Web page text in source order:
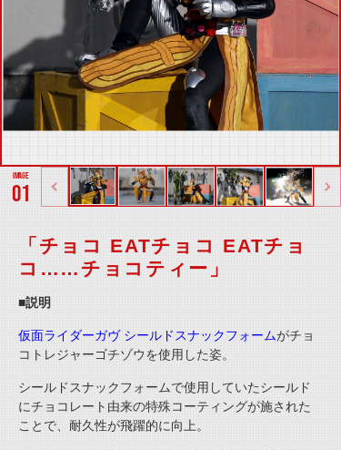
01
「チョコ EATチョコ EATチョ
コ……チョコティー」
■説明
仮面ライダーガヴ シールドスナックフォームがチョ
コトレジャーゴチゾウを使用した姿。
シールドスナックフォームで使用していたシールド
にチョコレート由来の特殊コーティングが施された
ことで、耐久性が飛躍的に向上。